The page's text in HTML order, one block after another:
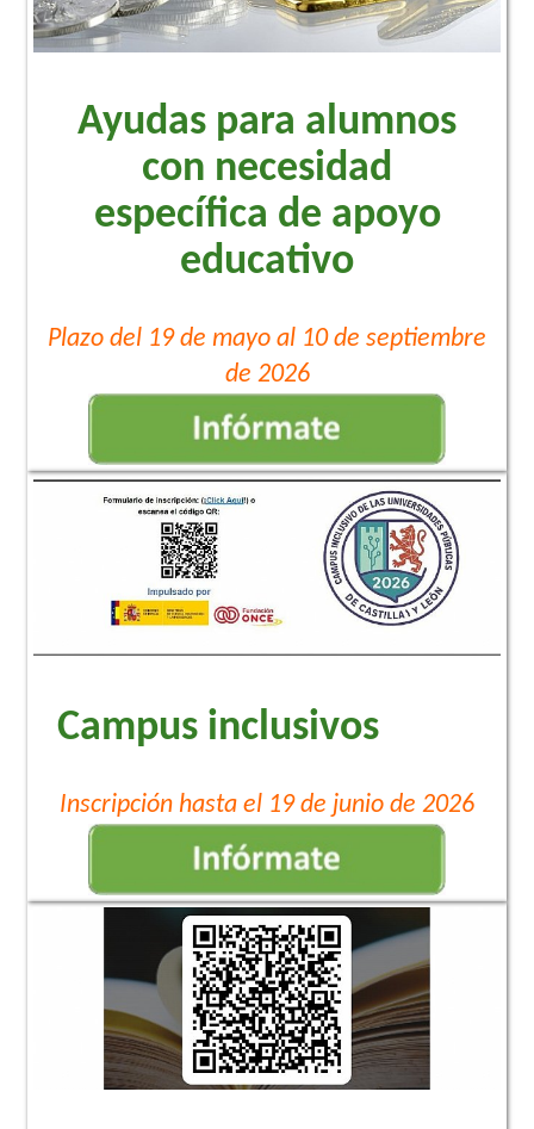
Ayudas para alumnos
con necesidad
específica de apoyo
educativo
Plazo del 19 de mayo al 10 de septiembre
de 2026
Campus inclusivos
Inscripción hasta el 19 de junio de 2026